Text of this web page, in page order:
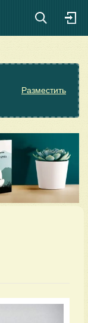
Разместить